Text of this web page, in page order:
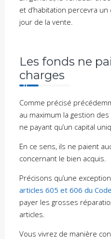
et d’habitation percevra
jour de la vente.
Les fonds ne
charges
Comme précisé
au maximum la gestion
ne payant qu’un capital
En ce sens, ils ne paient
concernant le bien acquis.
Précisons qu’une
articles 605 et 606 du
payer les grosses
articles.
Vous vivrez de manière